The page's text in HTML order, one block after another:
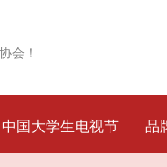
会！
中国大学生电视节 品